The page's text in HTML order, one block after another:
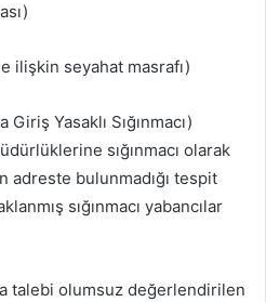
ilişkin seyahat masrafı)
Yasaklı Sığınmacı)
sığınmacı olarak
bulunmadığı tespit
sığınmacı yabancılar
talebi olumsuz değerlendirilen